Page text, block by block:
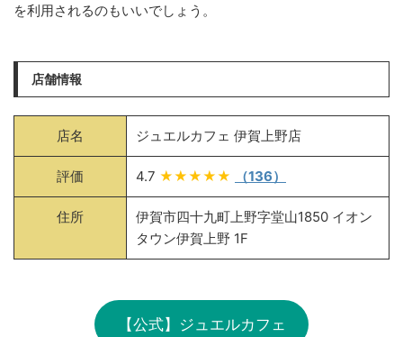
を利用されるのもいいでしょう。
店舗情報
店名 ジュエルカフェ 伊賀上野店
評価 4.7 ★★★★★ （136）
住所
伊賀市四十九町上野字堂山1850 イオン
タウン伊賀上野 1F
【公式】ジュエルカフェ